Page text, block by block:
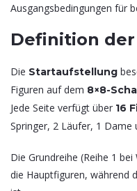
Ausgangsbedingungen für
Definition
Die Startaufstellung
Figuren auf dem 8×8-
Jede Seite verfügt über 16
Springer, 2 Läufer, 1 Dame
Die Grundreihe (Reihe 1
die Hauptfiguren, während